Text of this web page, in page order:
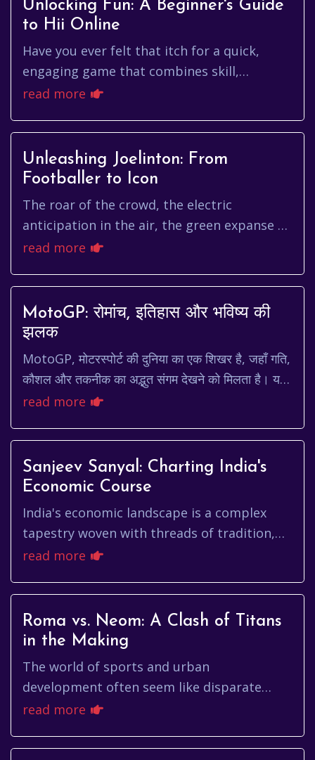
Unlocking Fun: A Beginner's Guide
to Hii Online
Have you ever felt that itch for a quick,
engaging game that combines skill,
strategy, and a dash of luck? If so, you
read more
Unleashing Joelinton: From
Footballer to Icon
The roar of the crowd, the electric
anticipation in the air, the green expanse of
the pitch – these are the elements that
read more
MotoGP: रोमांच, इतिहास और भविष्य की
झलक
MotoGP, मोटरस्पोर्ट की दुनिया का एक शिखर है, जहाँ गति,
कौशल और तकनीक का अद्भुत संगम देखने को मिलता है। यह
सिर्फ एक रेस नहीं है, बल्कि यह एक ऐसा मंच है...
read more
Sanjeev Sanyal: Charting India's
Economic Course
India's economic landscape is a complex
tapestry woven with threads of tradition,
ambition, and rapid modernization.
read more
Roma vs. Neom: A Clash of Titans
in the Making
The world of sports and urban
development often seem like disparate
realms. But sometimes, these worlds
comp...
read more